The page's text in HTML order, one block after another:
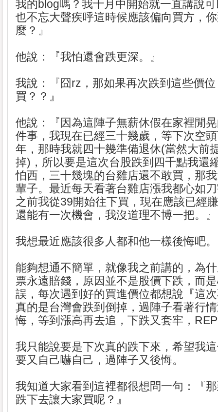
我的blog嗎？我十月中開始就一直講說
也不忘大聲疾呼這時候應該偏向買方，
麼？』
他說：『我怕還會跌更深。』
我說：『囧rz，那如果再次跌到這些價
買？？』
他說：『因為這陣子無薪休假在家裡閒
件事，我現在已經三十幾歲，等下次空
年，那時我就四十幾準備退休(當然大前
掉)，所以要是這次台股跌到四千點我還
怕西，三十幾塊的台雞店還不敢買，那
輩子。最近每天看著台雞店漲我都心如
之前我從39開始往下買，現在應該已經
還能有一次機會，我沒道理不博一把。』
我想最近應該很多人都和他一樣後悔吧。
能夠想通不簡單，就像我之前講的，為
票永遠賠錢，原因並不是股價下跌，而
誤，每次遇到好的買進價位都想說『這
真的是台灣會跌到倒掉，過陣子看著行
悔，等到漲高再去追，下跌又套牢，
我只能說要是下次真的跌下來，希望我
要又自己嚇自己，過陣子又後悔。
我知道大家看到這裡都很想問一句：『
跌下去讓大家買呢？』